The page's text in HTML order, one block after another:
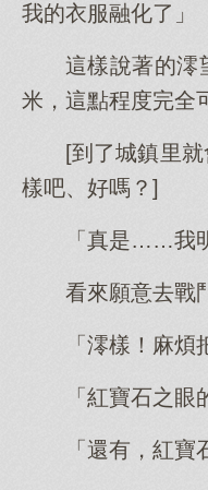
我的衣服融化了」
這樣說著的澪
米，這點程度完全
[到了城鎮里
樣吧、好嗎？]
「真是……我
看來願意去戰
「澪樣！麻煩
「紅寶石之眼
「還有，紅